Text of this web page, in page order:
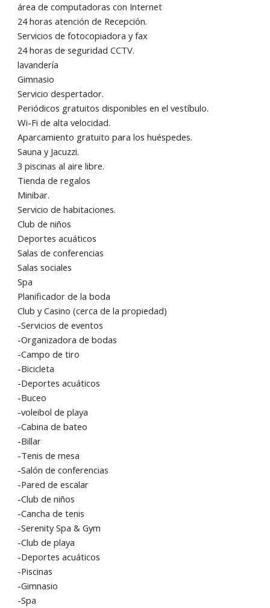
área de computadoras con Internet
24 horas atención de Recepción.
Servicios de fotocopiadora y fax
24 horas de seguridad CCTV.
lavandería
Gimnasio
Servicio despertador.
Periódicos gratuitos disponibles en el vestíbulo.
Wi-Fi de alta velocidad.
Aparcamiento gratuito para los huéspedes.
Sauna y Jacuzzi.
3 piscinas al aire libre.
Tienda de regalos
Minibar.
Servicio de habitaciones.
Club de niños
Deportes acuáticos
Salas de conferencias
Salas sociales
Spa
Planificador de la boda
Club y Casino (cerca de la propiedad)
-Servicios de eventos
-Organizadora de bodas
-Campo de tiro
-Bicicleta
-Deportes acuáticos
-Buceo
-voleibol de playa
-Cabina de bateo
-Billar
-Tenis de mesa
-Salón de conferencias
-Pared de escalar
-Club de niños
-Cancha de tenis
-Serenity Spa & Gym
-Club de playa
-Deportes acuáticos
-Piscinas
-Gimnasio
-Spa